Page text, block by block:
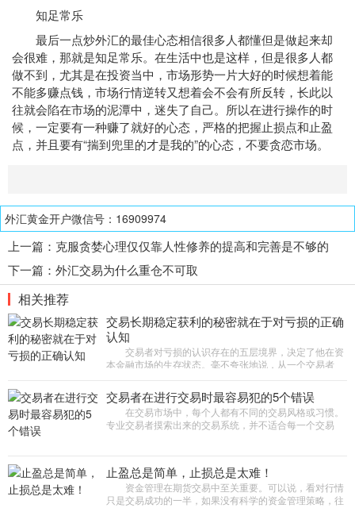
知足常乐
最后一点炒外汇的最佳心态相信很多人都懂但是做起来却
会很难，那就是知足常乐。在生活中也是这样，但是很多人都
做不到，尤其是在投资当中，市场形势一片大好的时候想着能
不能多赚点钱，市场行情逆转又想着会不会有所反转，长此以
往就会陷在市场的泥潭中，迷失了自己。所以在进行操作的时
候，一定要有一种赚了就好的心态，严格的把握止损点和止盈
点，并且要有“揣到兜里的才是我的”的心态，不要贪恋市场。
外汇黄金开户微信号：16909974
上一篇： 克服贪婪心理仅仅靠人性修养的提高和完善是不够的
下一篇： 外汇交易为什么重仓不可取
相关推荐
交易长期稳定获利的秘密就在于对亏损的正确
认知
交易者对亏损的认识存在的五层境界，决定了他在资
本金融市场的生存状态。毫不夸张地说，从一个交易者
境界。
交易者在进行交易时最容易犯的5个错误
在交易市场中，每个人都有不同的交易风格或习惯。
专业交易者摸索出来的交易系统，并不适合每一个交易
止盈总是简单，止损总是太难！
资金管理在期货交易中至关重要。可以说，看对行情
只是交易成功的一半，如果没有科学的资金管理策略，往